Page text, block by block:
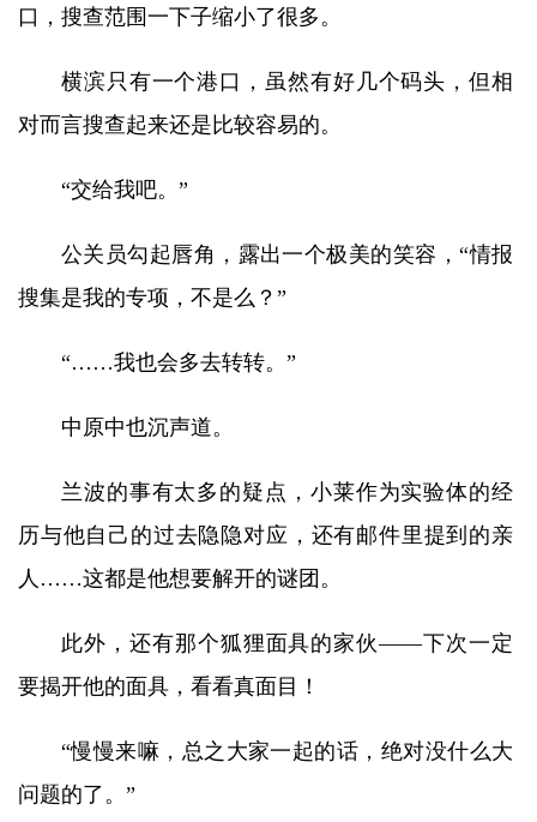
口，搜查范围一下子缩小了很多。
横滨只有一个港口，虽然有好几个码头，但相
对而言搜查起来还是比较容易的。
“交给我吧。”
公关员勾起唇角，露出一个极美的笑容，“情报
搜集是我的专项，不是么？”
“……我也会多去转转。”
中原中也沉声道。
兰波的事有太多的疑点，小莱作为实验体的经
历与他自己的过去隐隐对应，还有邮件里提到的亲
人……这都是他想要解开的谜团。
此外，还有那个狐狸面具的家伙——下次一定
要揭开他的面具，看看真面目！
“慢慢来嘛，总之大家一起的话，绝对没什么大
问题的了。”